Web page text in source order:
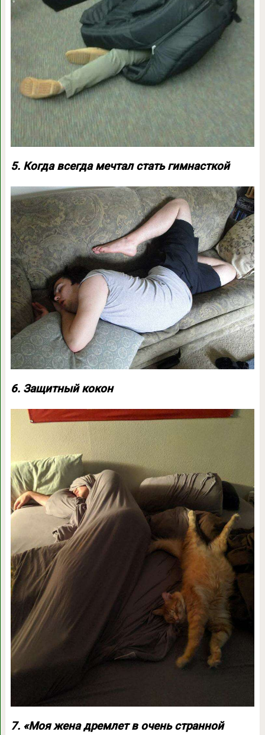
5. Когда всегда мечтал стать гимнасткой
6. Защитный кокон
7. «Моя жена дремлет в очень странной